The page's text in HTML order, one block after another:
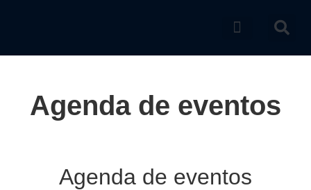
Agenda de eventos
Agenda de eventos